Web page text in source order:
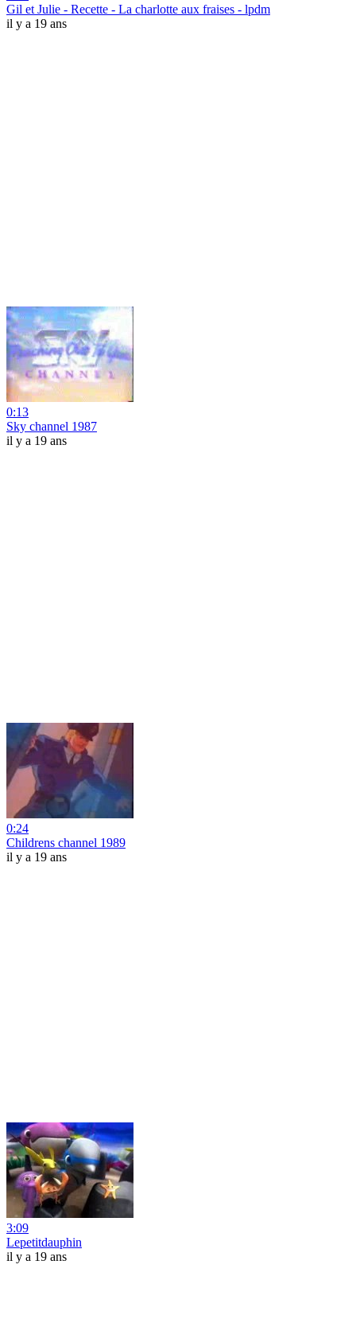
Gil et Julie - Recette - La charlotte aux fraises - lpdm
il y a 19 ans
0:13
Sky channel 1987
il y a 19 ans
0:24
Childrens channel 1989
il y a 19 ans
3:09
Lepetitdauphin
il y a 19 ans